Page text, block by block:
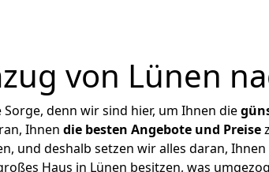
von Lünen
denn wir sind hier, um Ihnen die
Ihnen die besten Angebote und Preise
und deshalb setzen wir alles daran,
Haus in Lünen besitzen, was